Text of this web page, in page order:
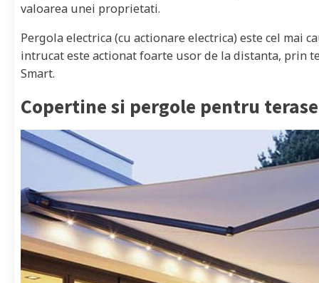
valoarea unei proprietati.
Pergola electrica (cu actionare electrica) este cel mai
intrucat este actionat foarte usor de la distanta, prin
Smart.
Copertine si pergole pentru terase